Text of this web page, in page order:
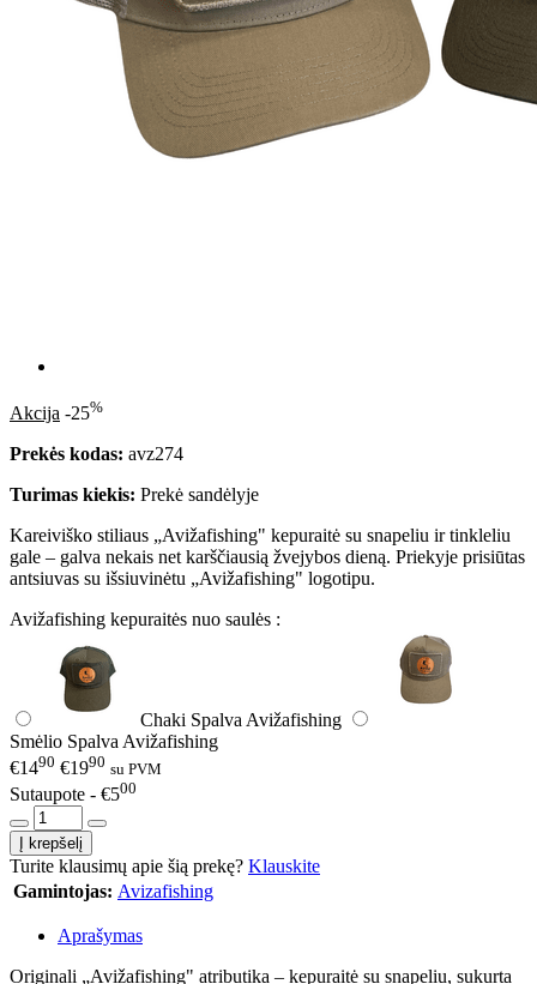
Akcija -25%
Prekės kodas: avz274
Turimas kiekis: Prekė sandėlyje
Kareiviško stiliaus „Avižafishing" kepuraitė su snapeliu ir tinkleliu
gale – galva nekais net karščiausią žvejybos dieną. Priekyje prisiūtas
antsiuvas su išsiuvinėtu „Avižafishing" logotipu.
Avižafishing kepuraitės nuo saulės :
Chaki Spalva Avižafishing
Smėlio Spalva Avižafishing
€1490 €1990 su PVM
Sutaupote - €500
Turite klausimų apie šią prekę? Klauskite
Gamintojas: Avizafishing
Aprašymas
Originali „Avižafishing" atributika – kepuraitė su snapeliu, sukurta